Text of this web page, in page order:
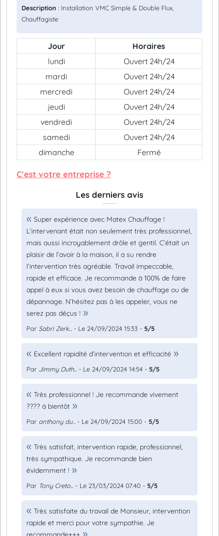
Description : Installation VMC Simple & Double Flux,
Chauffagiste
Jour
Horaires
lundi
Ouvert 24h/24
mardi
Ouvert 24h/24
mercredi
Ouvert 24h/24
jeudi
Ouvert 24h/24
vendredi
Ouvert 24h/24
samedi
Ouvert 24h/24
dimanche
Fermé
C'est votre entreprise ?
Les derniers avis
Super expérience avec Matex Chauffage !
L’intervenant était non seulement très professionnel,
mais aussi incroyablement drôle et gentil. C’était un
plaisir de l’avoir à la maison, il a su rendre
l’intervention très agréable. Travail impeccable,
rapide et efficace. Je recommande à 100% de faire
appel à eux si vous avez besoin de chauffage ou de
dépannage. N’hésitez pas à les appeler, vous ne
serez pas déçus !
Par Sabri Zerk... - Le 24/09/2024 15:33 - 5/5
Excellent rapidité d’intervention et efficacité
Par Jimmy Duth... - Le 24/09/2024 14:54 - 5/5
Très professionnel ! Je recommande vivement
???? à bientôt
Par anthony du... - Le 24/09/2024 15:00 - 5/5
Très satisfait, intervention rapide, professionnel,
très sympathique. Je recommande bien
évidemment !
Par Tony Creto... - Le 23/03/2024 07:40 - 5/5
Très satisfaite du travail de Monsieur, intervention
rapide et merci pour votre sympathie. Je